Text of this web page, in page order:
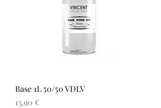
Base 1L 50/50 VDLV
Prix
13,90 €